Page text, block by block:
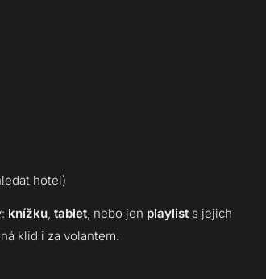
hotel)
knížku, tablet, nebo jen playlist s jejich
klid i za volantem.